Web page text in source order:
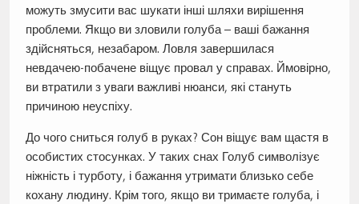
можуть змусити вас шукати інші шляхи вирішення
проблеми. Якщо ви зловили голуба – ваші бажання
здійсняться, незабаром. Ловля завершилася
невдачею-побачене віщує провал у справах. Ймовірно,
ви втратили з уваги важливі нюанси, які стануть
причиною неуспіху.
До чого сниться голуб в руках? Сон віщує вам щастя в
особистих стосунках. У таких снах Голуб символізує
ніжність і турботу, і бажання утримати близько себе
кохану людину. Крім того, якщо ви тримаєте голуба, і